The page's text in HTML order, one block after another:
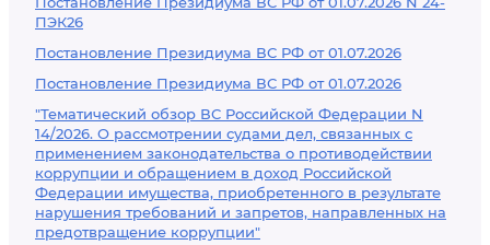
ПЭК26
Постановление Президиума ВС РФ от 01.07.2026
Постановление Президиума ВС РФ от 01.07.2026
"Тематический обзор ВС Российской Федерации N
14/2026. О рассмотрении судами дел, связанных с
применением законодательства о противодействии
коррупции и обращением в доход Российской
Федерации имущества, приобретенного в результате
нарушения требований и запретов, направленных на
предотвращение коррупции"